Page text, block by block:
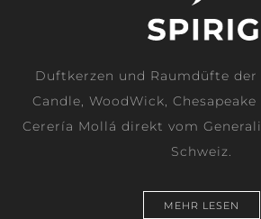
Duftkerzen und Raumdüfte der
Candle, WoodWick,
Cerería Mollá direkt vom
Schweiz.
MEHR LESEN